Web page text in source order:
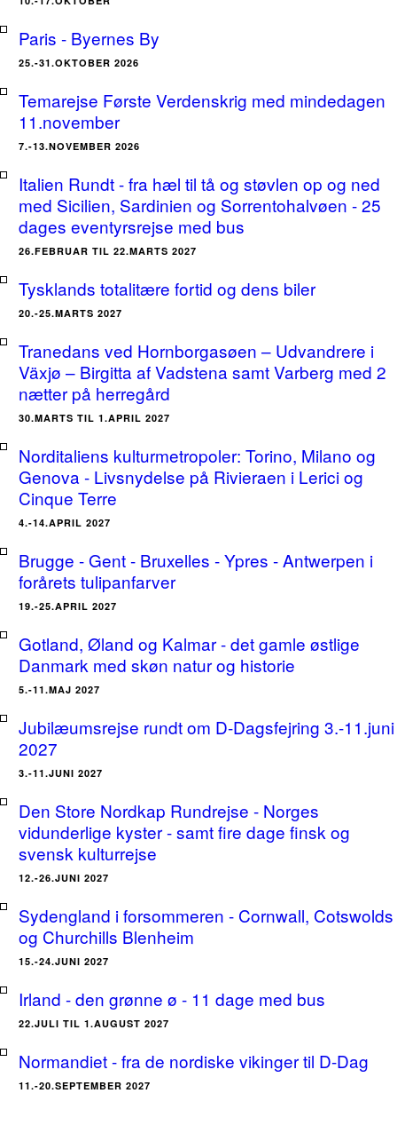
Paris - Byernes By
25.-31.OKTOBER 2026
Temarejse Første Verdenskrig med mindedagen
11.november
7.-13.NOVEMBER 2026
Italien Rundt - fra hæl til tå og støvlen op og ned
med Sicilien, Sardinien og Sorrentohalvøen - 25
dages eventyrsrejse med bus
26.FEBRUAR TIL 22.MARTS 2027
Tysklands totalitære fortid og dens biler
20.-25.MARTS 2027
Tranedans ved Hornborgasøen – Udvandrere i
Växjø – Birgitta af Vadstena samt Varberg med 2
nætter på herregård
30.MARTS TIL 1.APRIL 2027
Norditaliens kulturmetropoler: Torino, Milano og
Genova - Livsnydelse på Rivieraen i Lerici og
Cinque Terre
4.-14.APRIL 2027
Brugge - Gent - Bruxelles - Ypres - Antwerpen i
forårets tulipanfarver
19.-25.APRIL 2027
Gotland, Øland og Kalmar - det gamle østlige
Danmark med skøn natur og historie
5.-11.MAJ 2027
Jubilæumsrejse rundt om D-Dagsfejring 3.-11.juni
2027
3.-11.JUNI 2027
Den Store Nordkap Rundrejse - Norges
vidunderlige kyster - samt fire dage finsk og
svensk kulturrejse
12.-26.JUNI 2027
Sydengland i forsommeren - Cornwall, Cotswolds
og Churchills Blenheim
15.-24.JUNI 2027
Irland - den grønne ø - 11 dage med bus
22.JULI TIL 1.AUGUST 2027
Normandiet - fra de nordiske vikinger til D-Dag
11.-20.SEPTEMBER 2027